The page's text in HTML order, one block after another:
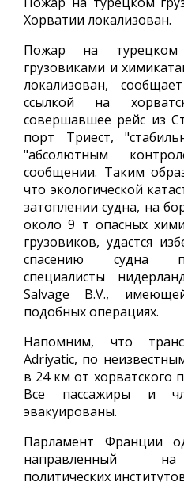
Хорватии локализован.
Пожар на
грузовиками и
локализован,
ссылкой на
совершавшее рейс из
порт Триест,
"абсолютным
сообщении. Таким
что экологической
затоплении судна, на
около 9 т опасных
грузовиков, удастся
спасению судна
специалисты
Salvage B.V.,
подобных операциях.
Напомним, что
Adriyatic, по
в 24 км от хорватского
Все пассажиры и
эвакуированы.
Парламент Франции
направленный на
политических